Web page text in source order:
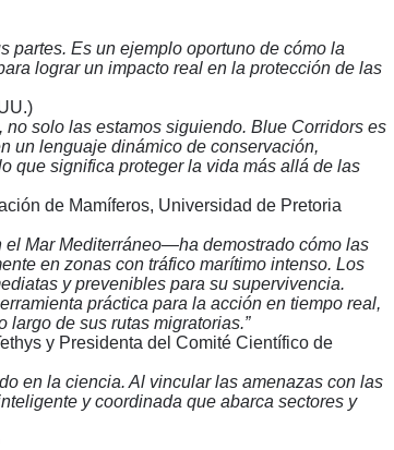
partes. Es un ejemplo oportuno de cómo la
lograr un impacto real en la protección de las
solo las estamos siguiendo. Blue Corridors es
un lenguaje dinámico de conservación,
que significa proteger la vida más allá de las
de Mamíferos, Universidad de Pretoria
Mar Mediterráneo—ha demostrado cómo las
en zonas con tráfico marítimo intenso. Los
y prevenibles para su supervivencia.
práctica para la acción en tiempo real,
de sus rutas migratorias.”
y Presidenta del Comité Científico de
en la ciencia. Al vincular las amenazas con las
y coordinada que abarca sectores y